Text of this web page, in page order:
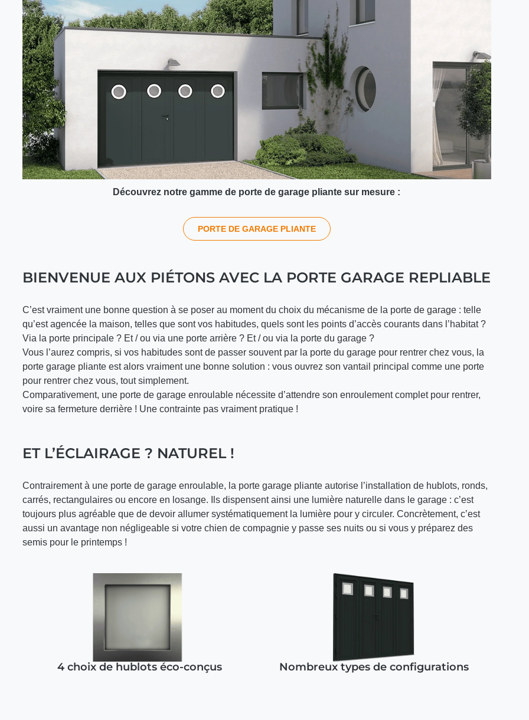
Découvrez notre gamme de porte de garage pliante sur mesure :
PORTE DE GARAGE PLIANTE
BIENVENUE AUX PIÉTONS AVEC LA PORTE GARAGE REPLIABLE
C’est vraiment une bonne question à se poser au moment du choix du mécanisme de la porte de garage : telle
qu’est agencée la maison, telles que sont vos habitudes, quels sont les points d’accès courants dans l’habitat ?
Via la porte principale ? Et / ou via une porte arrière ? Et / ou via la porte du garage ?
Vous l’aurez compris, si vos habitudes sont de passer souvent par la porte du garage pour rentrer chez vous, la
porte garage pliante est alors vraiment une bonne solution : vous ouvrez son vantail principal comme une porte
pour rentrer chez vous, tout simplement.
Comparativement, une porte de garage enroulable nécessite d’attendre son enroulement complet pour rentrer,
voire sa fermeture derrière ! Une contrainte pas vraiment pratique !
ET L’ÉCLAIRAGE ? NATUREL !
Contrairement à une porte de garage enroulable, la porte garage pliante autorise l’installation de hublots, ronds,
carrés, rectangulaires ou encore en losange. Ils dispensent ainsi une lumière naturelle dans le garage : c’est
toujours plus agréable que de devoir allumer systématiquement la lumière pour y circuler. Concrètement, c’est
aussi un avantage non négligeable si votre chien de compagnie y passe ses nuits ou si vous y préparez des
semis pour le printemps !
4 choix de hublots éco-conçus Nombreux types de configurations